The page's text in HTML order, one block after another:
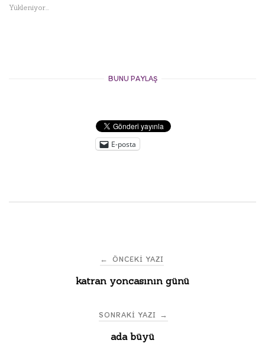
Yükleniyor...
BUNU PAYLAŞ
E-posta
navigation
← ÖNCEKI YAZI
katran yoncasının günü
SONRAKI YAZI →
ada büyü